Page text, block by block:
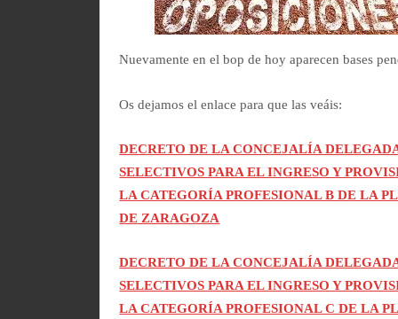
Nuevamente en el bop de hoy aparecen bases
Os dejamos el enlace para que las veáis:
DECRETO DE LA CONCEJALÍA
SELECTIVOS PARA EL INGRESO Y
LA CATEGORÍA PROFESIONAL B DE LA
DE ZARAGOZA
DECRETO DE LA CONCEJALÍA
SELECTIVOS PARA EL INGRESO Y
LA CATEGORÍA PROFESIONAL C DE LA